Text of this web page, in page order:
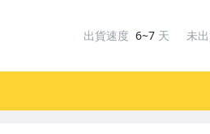
出貨速度 6~7 天 未